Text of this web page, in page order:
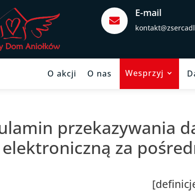

E-mail
O akcji O nas Wesprzyj
przekazywania
elektroniczną za